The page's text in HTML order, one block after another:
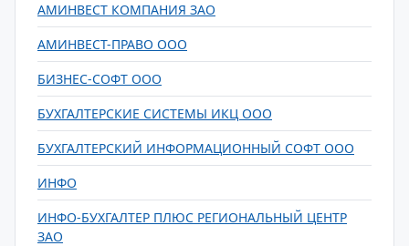
АМИНВЕСТ КОМПАНИЯ ЗАО
АМИНВЕСТ-ПРАВО ООО
БИЗНЕС-СОФТ ООО
БУХГАЛТЕРСКИЕ СИСТЕМЫ ИКЦ ООО
БУХГАЛТЕРСКИЙ ИНФОРМАЦИОННЫЙ СОФТ ООО
ИНФО
ИНФО-БУХГАЛТЕР ПЛЮС РЕГИОНАЛЬНЫЙ ЦЕНТР
ЗАО